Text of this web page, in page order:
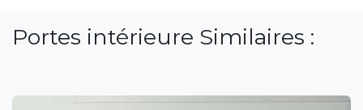
Portes intérieure Similaires :